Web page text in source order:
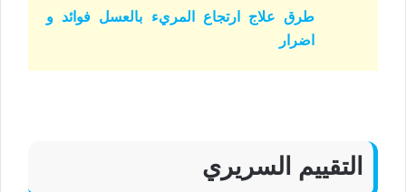
طرق علاج ارتجاع المريء بالعسل فوائد و
اضرار
التقييم السريري